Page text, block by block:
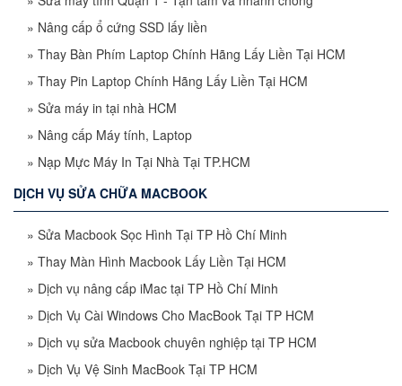
» Nâng cấp ổ cứng SSD lấy liền
» Thay Bàn Phím Laptop Chính Hãng Lấy Liền Tại HCM
» Thay Pin Laptop Chính Hãng Lấy Liền Tại HCM
» Sửa máy in tại nhà HCM
» Nâng cấp Máy tính, Laptop
» Nạp Mực Máy In Tại Nhà Tại TP.HCM
DỊCH VỤ SỬA CHỮA MACBOOK
» Sửa Macbook Sọc Hình Tại TP Hồ Chí Minh
» Thay Màn Hình Macbook Lấy Liền Tại HCM
» Dịch vụ nâng cấp iMac tại TP Hồ Chí Minh
» Dịch Vụ Cài Windows Cho MacBook Tại TP HCM
» Dịch vụ sửa Macbook chuyên nghiệp tại TP HCM
» Dịch Vụ Vệ Sinh MacBook Tại TP HCM